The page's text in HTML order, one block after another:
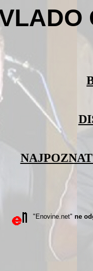
"Enovine.net" ne